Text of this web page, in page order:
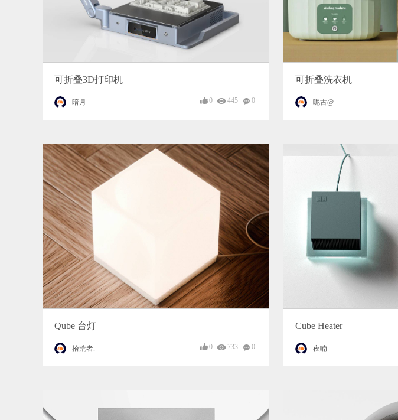
可折叠3D打印机
暗月 0 445 0
可折叠洗衣机
呢古@
Qube 台灯
拾荒者. 0 733 0
Cube Heater
夜喃